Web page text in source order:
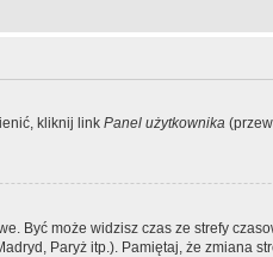
kliknij link Panel użytkownika
Być może widzisz czas ze strefy
Paryż itp.). Pamiętaj, że zmiana